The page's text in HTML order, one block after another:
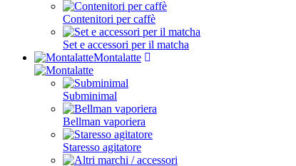
Contenitori per caffè
Set e accessori per il matcha
Montalatte
Subminimal
Bellman vaporiera
Staresso agitatore